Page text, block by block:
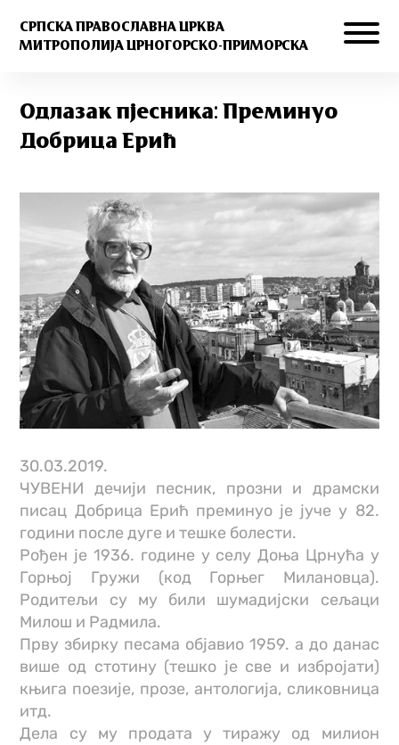
СРПСКА ПРАВОСЛАВНА ЦРКВА
МИТРОПОЛИЈА ЦРНОГОРСКО-ПРИМОРСКА
Одлазак пjесника: Преминуо
Добрица Ерић
30.03.2019.
ЧУВЕНИ дечији песник, прозни и драмски
писац Добрица Ерић преминуо је jучe у 82.
години после дуге и тешке болести.
Рођен је 1936. године у селу Доња Црнућа у
Горњој Гружи (код Горњег Милановца).
Родитељи су му били шумадијски сељаци
Милош и Радмила.
Прву збирку песама објавио 1959. а до данас
више од стотину (тешко је све и избројати)
књига поезије, прозе, антологија, сликовница
итд.
Дела су му продата у тиражу од милион